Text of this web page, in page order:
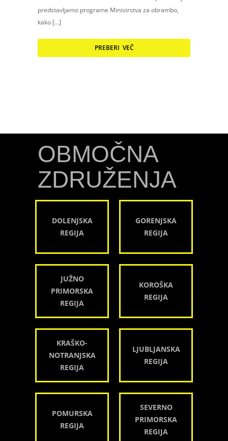
predstavljamo programe Ministrstva za obrambo,
kako […]
PREBERI VEČ
OBMOČNA
ZDRUŽENJA
DOLENJSKA
REGIJA
GORENJSKA
REGIJA
JUŽNO
PRIMORSKA
REGIJA
KOROŠKA
REGIJA
KRAŠKO-
NOTRANJSKA
REGIJA
LJUBLJANSKA
REGIJA
POMURSKA
REGIJA
SEVERNO
PRIMORSKA
REGIJA